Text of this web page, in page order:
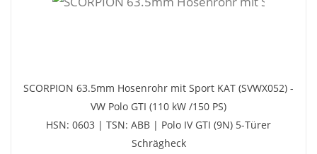
SCORPION 63.5mm Hosenrohr mit Sport KAT (SVWX052) -
VW Polo GTI (110 kW /150 PS)
HSN: 0603 | TSN: ABB | Polo IV GTI (9N) 5-Türer
Schrägheck